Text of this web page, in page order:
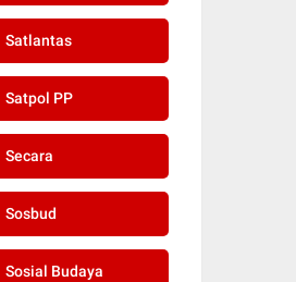
Satlantas
Satpol PP
Secara
Sosbud
Sosial Budaya